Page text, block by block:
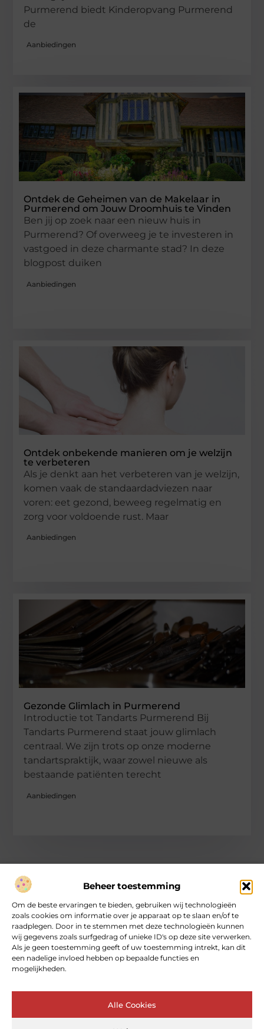
Beheer toestemming
Om de beste ervaringen te bieden, gebruiken wij technologieën
zoals cookies om informatie over je apparaat op te slaan en/of te
raadplegen. Door in te stemmen met deze technologieën kunnen
wij gegevens zoals surfgedrag of unieke ID's op deze site verwerken.
Als je geen toestemming geeft of uw toestemming intrekt, kan dit
een nadelige invloed hebben op bepaalde functies en
mogelijkheden.
Alle Cookies
Purmerend biedt Kinderopvang Purmerend
de
Aanbiedingen
Ontdek de Geheimen van de Makelaar in
Purmerend om Jouw Droomhuis te Vinden
Ben jij op zoek naar een nieuw huis in
Purmerend? Of overweeg je te investeren in
vastgoed in deze charmante stad? In deze
blogpost duiken
Aanbiedingen
Ontdek onbekende manieren om je welzijn
te verbeteren
Als je denkt aan het verbeteren van je welzijn,
komen vaak de standaardadviezen naar
voren: eet gezond, beweeg regelmatig en
zorg voor voldoende rust. Maar
Aanbiedingen
Gezonde Glimlach in Purmerend
Introductie tot Tandarts Purmerend Bij
Tandarts Purmerend staat jouw glimlach
centraal. We zijn trots op onze moderne
tandartspraktijk, waar zowel nieuwe als
bestaande patiënten terecht
Aanbiedingen
Over heartcoaching
Jouw gids voor inspiratie en tips uit het dagelijks leven.
Ontdek een brede verzameling blogs en artikelen die je helpen
om het meeste uit elke dag te halen, met praktische adviezen
en verrassende inzichten.
Bericht categorie
Main Links